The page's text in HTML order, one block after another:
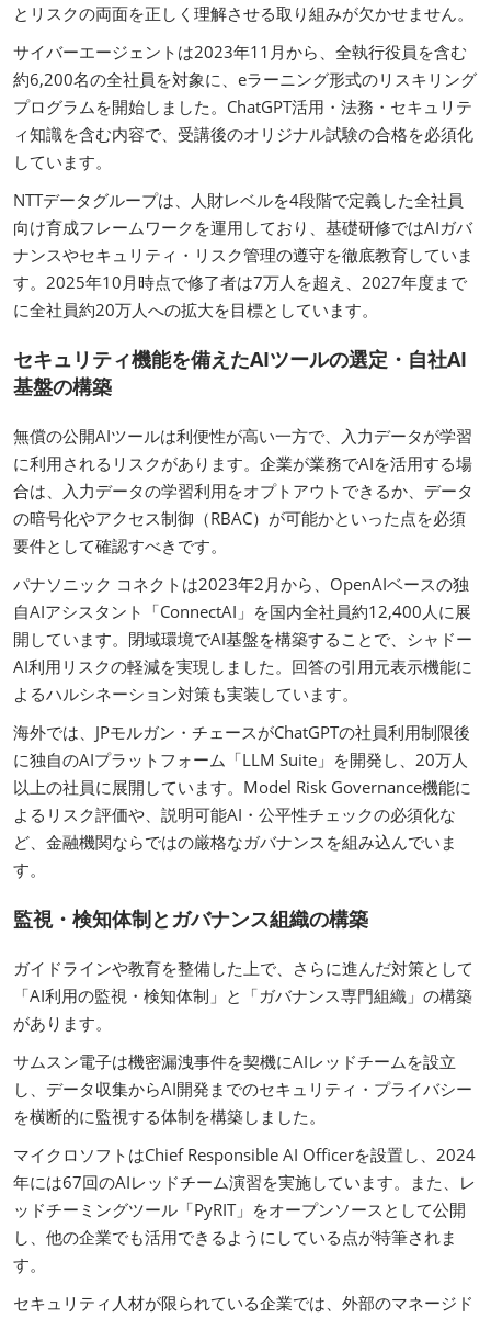
とリスクの両面を正しく理解させる取り組みが欠かせません。
サイバーエージェントは2023年11月から、全執行役員を含む
約6,200名の全社員を対象に、eラーニング形式のリスキリング
プログラムを開始しました。ChatGPT活用・法務・セキュリテ
ィ知識を含む内容で、受講後のオリジナル試験の合格を必須化
しています。
NTTデータグループは、人財レベルを4段階で定義した全社員
向け育成フレームワークを運用しており、基礎研修ではAIガバ
ナンスやセキュリティ・リスク管理の遵守を徹底教育していま
す。2025年10月時点で修了者は7万人を超え、2027年度まで
に全社員約20万人への拡大を目標としています。
セキュリティ機能を備えたAIツールの選定・自社AI
基盤の構築
無償の公開AIツールは利便性が高い一方で、入力データが学習
に利用されるリスクがあります。企業が業務でAIを活用する場
合は、入力データの学習利用をオプトアウトできるか、データ
の暗号化やアクセス制御（RBAC）が可能かといった点を必須
要件として確認すべきです。
パナソニック コネクトは2023年2月から、OpenAIベースの独
自AIアシスタント「ConnectAI」を国内全社員約12,400人に展
開しています。閉域環境でAI基盤を構築することで、シャドー
AI利用リスクの軽減を実現しました。回答の引用元表示機能に
よるハルシネーション対策も実装しています。
海外では、JPモルガン・チェースがChatGPTの社員利用制限後
に独自のAIプラットフォーム「LLM Suite」を開発し、20万人
以上の社員に展開しています。Model Risk Governance機能に
よるリスク評価や、説明可能AI・公平性チェックの必須化な
ど、金融機関ならではの厳格なガバナンスを組み込んでいま
す。
監視・検知体制とガバナンス組織の構築
ガイドラインや教育を整備した上で、さらに進んだ対策として
「AI利用の監視・検知体制」と「ガバナンス専門組織」の構築
があります。
サムスン電子は機密漏洩事件を契機にAIレッドチームを設立
し、データ収集からAI開発までのセキュリティ・プライバシー
を横断的に監視する体制を構築しました。
マイクロソフトはChief Responsible AI Officerを設置し、2024
年には67回のAIレッドチーム演習を実施しています。また、レ
ッドチーミングツール「PyRIT」をオープンソースとして公開
し、他の企業でも活用できるようにしている点が特筆されま
す。
セキュリティ人材が限られている企業では、外部のマネージド